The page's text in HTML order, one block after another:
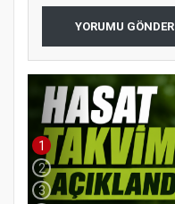
YORUMU GÖNDER
1
2
3